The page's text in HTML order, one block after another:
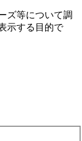
ズ等について調
⽰する⽬的で